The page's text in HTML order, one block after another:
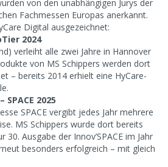
von den unabhängigen Jurys der
Fachmessen Europas anerkannt.
Digital ausgezeichnet:
2024
verleiht alle zwei Jahre in Hannover
von MS Schippers werden dort
– bereits 2014 erhielt eine HyCare-
SPACE 2025
SPACE vergibt jedes Jahr mehrere
MS Schippers wurde dort bereits
Ausgabe der Innov’SPACE im Jahr
besonders erfolgreich – mit gleich